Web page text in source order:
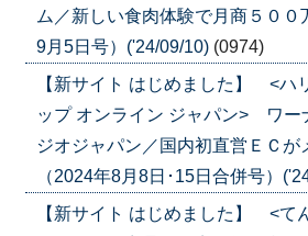
ム／新しい食肉体験で月商５０
9月5日号）('24/09/10) (0974)
【新サイト はじめました】 <ハ
ップ オンライン ジャパン> ワー
ジオジャパン／国内初直営ＥＣが
（2024年8月8日･15日合併号）
【新サイト はじめました】 <て